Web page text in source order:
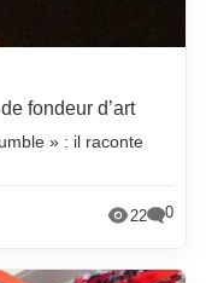
fondeur d’art
» : il raconte
22 0